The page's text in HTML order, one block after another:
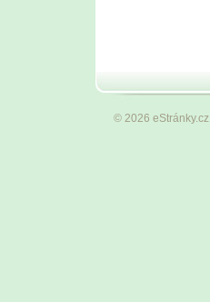
© 2026 eStránky.cz